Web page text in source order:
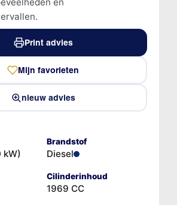
Print advies
Mijn favorieten
nieuw advies
kW)
Brandstof
Diesel
Cilinderinhoud
1969 CC